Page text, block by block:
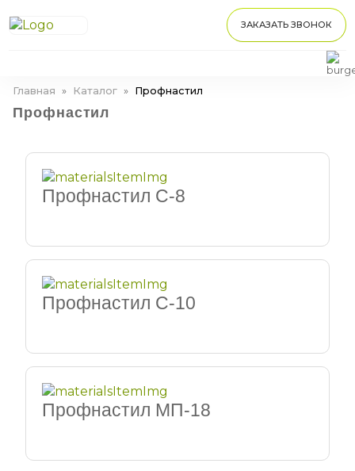
ЗАКАЗАТЬ ЗВОНОК
Главная » Каталог » Профнастил
Профнастил
Профнастил С-8
Профнастил С-10
Профнастил MП-18